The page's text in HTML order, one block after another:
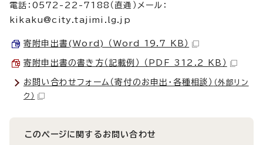
電話：0572-22-7188（直通）メール：
kikaku@city.tajimi.lg.jp
寄附申出書(Word) （Word 19.7 KB）
寄附申出書の書き方（記載例） （PDF 312.2 KB）
お問い合わせフォーム（寄付のお申出・各種相談） （外部リン
ク）
このページに関する お問い合わせ